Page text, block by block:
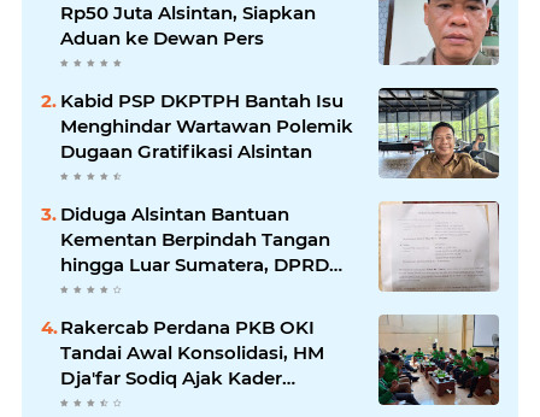
Rp50 Juta Alsintan, Siapkan
Aduan ke Dewan Pers
Kabid PSP DKPTPH Bantah Isu
Menghindar Wartawan Polemik
Dugaan Gratifikasi Alsintan
Diduga Alsintan Bantuan
Kementan Berpindah Tangan
hingga Luar Sumatera, DPRD
Sumsel Minta Aparat Usut
Tuntas
Rakercab Perdana PKB OKI
Tandai Awal Konsolidasi, HM
Dja'far Sodiq Ajak Kader
Tinggalkan Dinamika Internal